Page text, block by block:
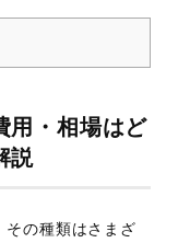
用・相場はど
説
その種類はさまざ